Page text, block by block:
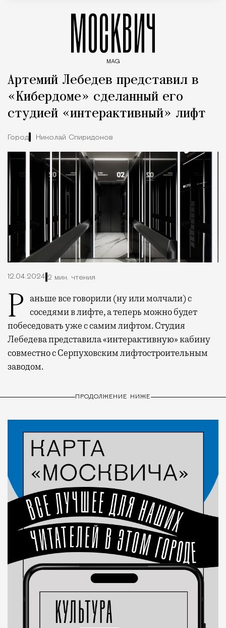
МОСКВИЧ
MAG
Артемий Лебедев представил в
«Кибердоме» сделанный его
студией «интерактивный» лифт
Город Николай Спиридонов
12.04.2024 2 мин. чтения
Раньше все говорили (ну или молчали) с соседями в лифте, а теперь можно будет
побеседовать уже с самим лифтом. Студия
Лебедева представила «интерактивную» кабину
совместно с Серпуховским лифтостроительным
заводом.
ПРОДОЛЖЕНИЕ НИЖЕ